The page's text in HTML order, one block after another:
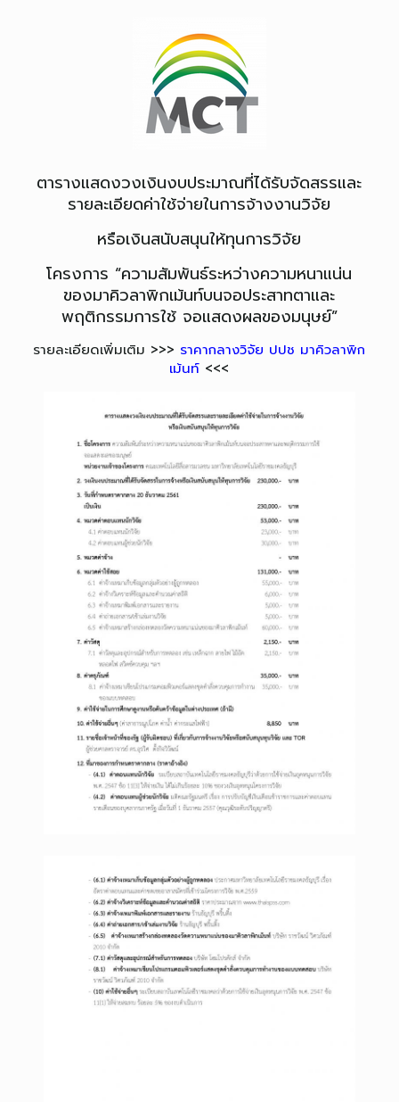
ตารางแสดงวงเงินงบประมาณที่ได้รับจัดสรรและ
รายละเอียดค่าใช้จ่ายในการจ้างงานวิจัย
หรือเงินสนับสนุนให้ทุนการวิจัย
โครงการ “ความสัมพันธ์ระหว่างความหนาแน่น
ของมาคิวลาพิกเม้นท์บนจอประสาทตาและ
พฤติกรรมการใช้ จอแสดงผลของมนุษย์”
รายละเอียดเพิ่มเติม >>> ราคากลางวิจัย ปปช มาคิวลาพิก
เม้นท์ <<<